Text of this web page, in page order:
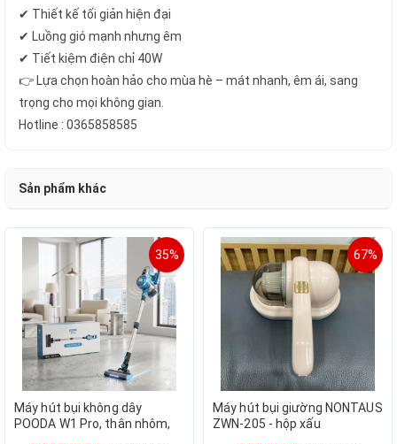
✔ Thiết kế tối giản hiện đại
✔ Luồng gió mạnh nhưng êm
✔ Tiết kiệm điện chỉ 40W
👉 Lựa chọn hoàn hảo cho mùa hè – mát nhanh, êm ái, sang
trọng cho mọi không gian.
Hotline : 0365858585
Sản phẩm khác
35%
Máy hút bụi không dây
POODA W1 Pro, thân nhôm,
67%
Máy hút bụi giường NONTAUS
ZWN-205 - hộp xấu